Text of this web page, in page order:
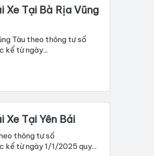
Xe Tại Bà Rịa Vũng
Tàu theo thông tư số
kể từ ngày...
Xe Tại Yên Bái
thông tư số
từ ngày 1/1/2025 quy...